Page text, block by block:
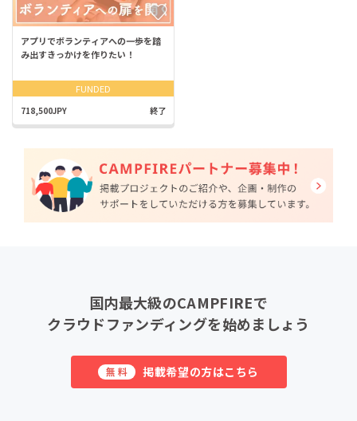
アプリでボランティアへの一歩を踏
み出すきっかけを作りたい！
FUNDED
718,500JPY 終了
国内最大級のCAMPFIREで
クラウドファンディングを始めましょう
無料 掲載希望の方はこちら